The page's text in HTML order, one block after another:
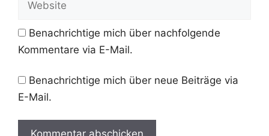
Benachrichtige mich über nachfolgende
Kommentare via E-Mail.
Benachrichtige mich über neue Beiträge via
E-Mail.